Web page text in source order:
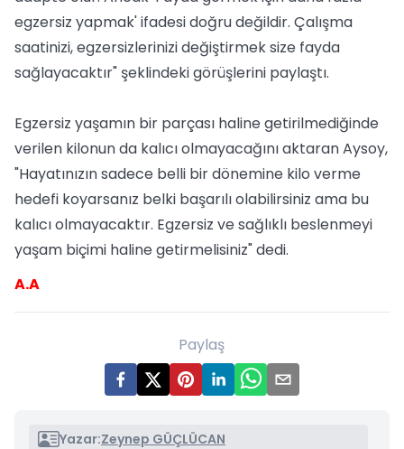
egzersiz yapmak' ifadesi doğru değildir. Çalışma
saatinizi, egzersizlerinizi değiştirmek size fayda
sağlayacaktır" şeklindeki görüşlerini paylaştı.
Egzersiz yaşamın bir parçası haline getirilmediğinde
verilen kilonun da kalıcı olmayacağını aktaran Aysoy,
"Hayatınızın sadece belli bir dönemine kilo verme
hedefi koyarsanız belki başarılı olabilirsiniz ama bu
kalıcı olmayacaktır. Egzersiz ve sağlıklı beslenmeyi
yaşam biçimi haline getirmelisiniz" dedi.
A.A
Paylaş
Yazar:Zeynep GÜÇLÜCAN